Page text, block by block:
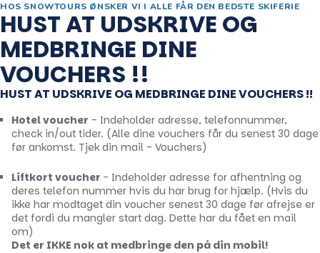
HOS SNOWTOURS ØNSKER VI I ALLE FÅR DEN BEDSTE SKIFERIE
HUST AT UDSKRIVE OG
MEDBRINGE DINE
VOUCHERS !!
HUST AT UDSKRIVE OG MEDBRINGE DINE VOUCHERS !!
Hotel voucher - Indeholder adresse, telefonnummer,
check in/out tider. (Alle dine vouchers får du senest 30 dage
før ankomst. Tjek din mail - Vouchers)
Liftkort voucher - Indeholder adresse for afhentning og
deres telefon nummer hvis du har brug for hjælp. (Hvis du
ikke har modtaget din voucher senest 30 dage før afrejse er
det fordi du mangler start dag. Dette har du fået en mail
om)
Det er IKKE nok at medbringe den på din mobil!